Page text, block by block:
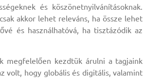
és köszönetnyilvánításoknak.
akkor lehet releváns, ha össze lehet
és használhatóvá, ha tisztázódik az
megfelelően kezdtük árulni a tagjaink
volt, hogy globális és digitális, valamint